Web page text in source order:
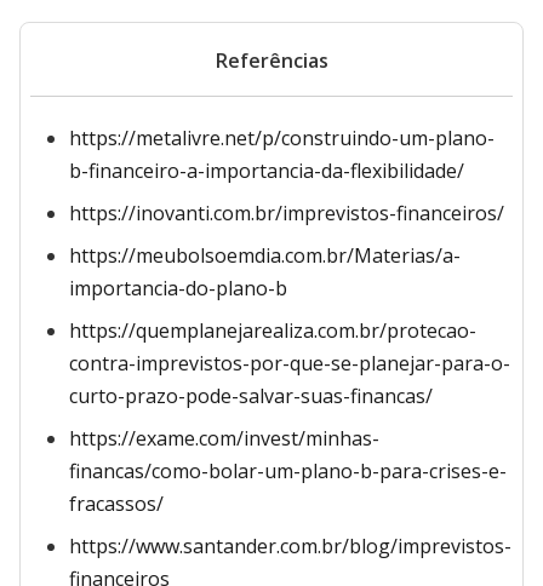
Referências
https://metalivre.net/p/construindo-um-plano-
b-financeiro-a-importancia-da-flexibilidade/
https://inovanti.com.br/imprevistos-financeiros/
https://meubolsoemdia.com.br/Materias/a-
importancia-do-plano-b
https://quemplanejarealiza.com.br/protecao-
contra-imprevistos-por-que-se-planejar-para-o-
curto-prazo-pode-salvar-suas-financas/
https://exame.com/invest/minhas-
financas/como-bolar-um-plano-b-para-crises-e-
fracassos/
https://www.santander.com.br/blog/imprevistos-
financeiros